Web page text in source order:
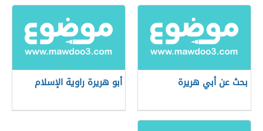
بحث عن أبي هريرة أبو هريرة راوية الإسلام